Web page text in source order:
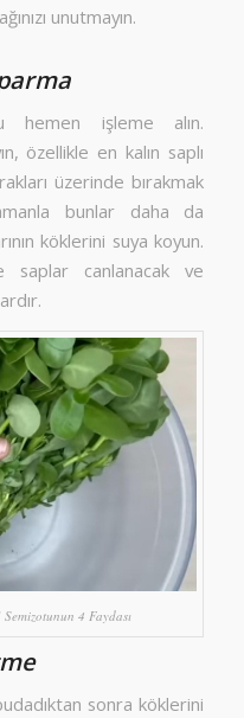
unutmayın.
hemen işleme alın.
özellikle en kalın saplı
üzerinde bırakmak
bunlar daha da
köklerini suya koyun.
saplar canlanacak ve
4 Faydası
sonra köklerini